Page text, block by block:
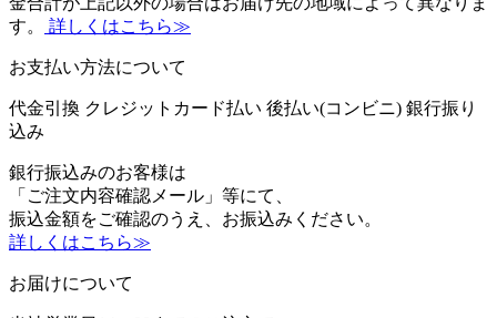
す。
詳しくはこちら≫
お支払い方法について
代金引換 クレジットカード払い 後払い(コンビニ) 銀行振り
込み
銀行振込みのお客様は
「ご注文内容確認メール」等にて、
振込金額をご確認のうえ、お振込みください。
詳しくはこちら≫
お届けについて